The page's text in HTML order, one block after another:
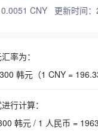
CNY 更新时间
率为：
韩元（1 CNY =
行计算：
韩元 / 1 人民币 =